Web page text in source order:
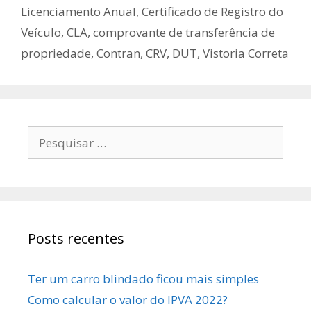
Licenciamento Anual, Certificado de Registro do
Veículo, CLA, comprovante de transferência de
propriedade, Contran, CRV, DUT, Vistoria Correta
Posts recentes
Ter um carro blindado ficou mais simples
Como calcular o valor do IPVA 2022?